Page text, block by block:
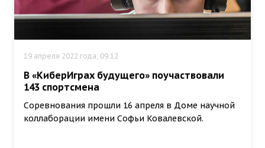
19 апреля 2022 года, 09:12
В «КиберИграх будущего» поучаствовали
143 спортсмена
Соревнования прошли 16 апреля в Доме научной
коллаборации имени Софьи Ковалевской.